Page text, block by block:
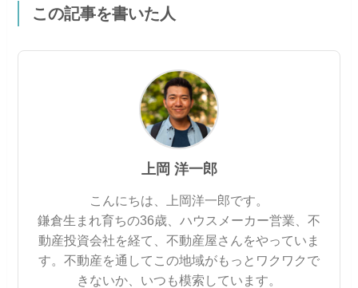
この記事を書いた人
上岡 洋一郎
こんにちは、上岡洋一郎です。
鎌倉生まれ育ちの36歳、ハウスメーカー営業、不
動産投資会社を経て、不動産屋さんをやっていま
す。不動産を通してこの地域がもっとワクワクで
きないか、いつも模索しています。